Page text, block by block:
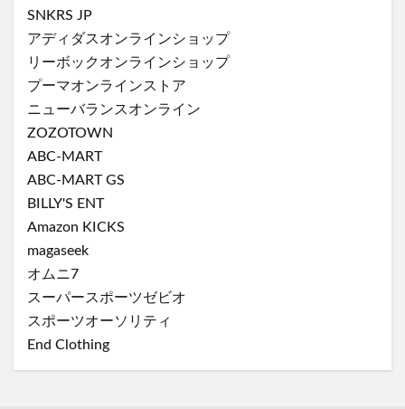
SNKRS JP
アディダスオンラインショップ
リーボックオンラインショップ
プーマオンラインストア
ニューバランスオンライン
ZOZOTOWN
ABC-MART
ABC-MART GS
BILLY'S ENT
Amazon KICKS
magaseek
オムニ7
スーパースポーツゼビオ
スポーツオーソリティ
End Clothing